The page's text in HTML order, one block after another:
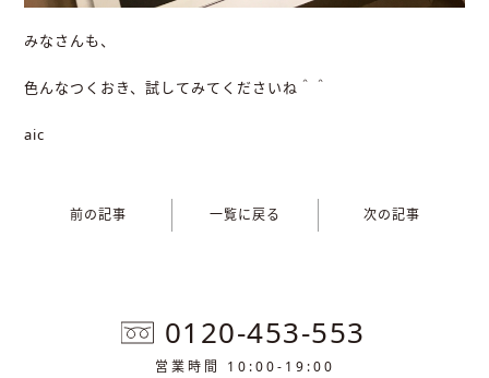
みなさんも、
色んなつくおき、試してみてくださいね＾＾
aic
前の記事 一覧に戻る 次の記事
0120-453-553
営業時間 10:00-19:00